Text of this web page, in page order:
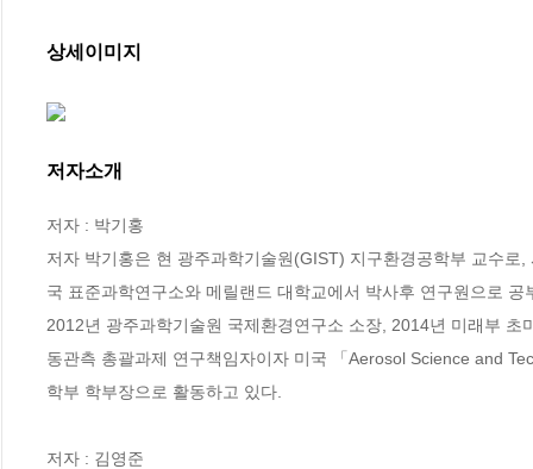
상세이미지
저자소개
저자 : 박기홍
저자 박기홍은 현 광주과학기술원(GIST) 지구환경공학부 교수
국 표준과학연구소와 메릴랜드 대학교에서 박사후 연구원으로
2012년 광주과학기술원 국제환경연구소 소장, 2014년 미래부
동관측 총괄과제 연구책임자이자 미국 「Aerosol Science and
학부 학부장으로 활동하고 있다.
저자 : 김영준